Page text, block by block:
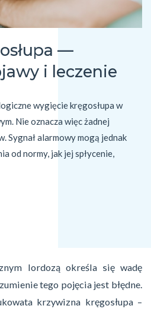
—
i leczenie
wygięcie kręgosłupa w
Nie oznacza więc żadnej
Sygnał alarmowy mogą jednak
od normy, jak jej spłycenie,
lordozą określa się wadę
tego pojęcia jest błędne.
krzywizna kręgosłupa –